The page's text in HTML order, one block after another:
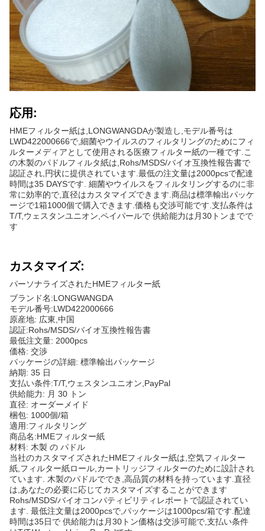
応用:
HMEフィルター紙は,LONGWANGDAが製造し,モデル番号は
LWD422000666で,細菌やウイルスのフィルタリングのためにフィ
ルターメディアとして使用される医療フィルター紙の一種です.こ
の木製のパドルフィルタ紙は,Rohs/MSDS/バイオ互換性報告書で
認証され,円状に提供されています.最低の注文量は2000pcsで配達
時間は35 DAYSです. 細菌やウイルスをフィルタリングするのに非
常に効率的で,直径はカスタマイズできます.商品は標準輸出パッケ
ージで1箱1000個で購入できます.価格も交渉可能です.支払条件は
T/T,ウェスタンユニオン,ペイパールで 供給能力は月30トンまでで
す
カスタマイズ:
パーソナライズされたHMEフィルター紙
ブランド名:LONGWANGDA
モデル番号:LWD422000666
原産地: 広東,中国
認証:Rohs/MSDS/バイオ互換性報告書
最低注文量: 2000pcs
価格: 交渉
パッケージの詳細: 標準輸出パッケージ
納期: 35 日
支払い条件:T/T,ウェスタンユニオン,PayPal
供給能力: 月 30 トン
直径: オーダーメイド
梱包: 1000個/箱
適用:フィルタリング
商品名:HMEフィルター紙
材料: 木製 の パドル
当社のカスタマイズされたHMEフィルター紙は,空気フィルター
紙,フィルター紙ロール,カートリッジフィルターのために設計され
ています. 木製のパドルででき,高品質の材料を持っています.直径
は,あなたの必要に応じてカスタマイズすることができます
Rohs/MSDS/バイオコンパティビリティレポートで認証されてい
ます. 最低注文量は2000pcsで,パッケージは1000pcs/箱です.配達
時間は35日で 供給能力は月30トン価格は交渉可能で,支払い条件